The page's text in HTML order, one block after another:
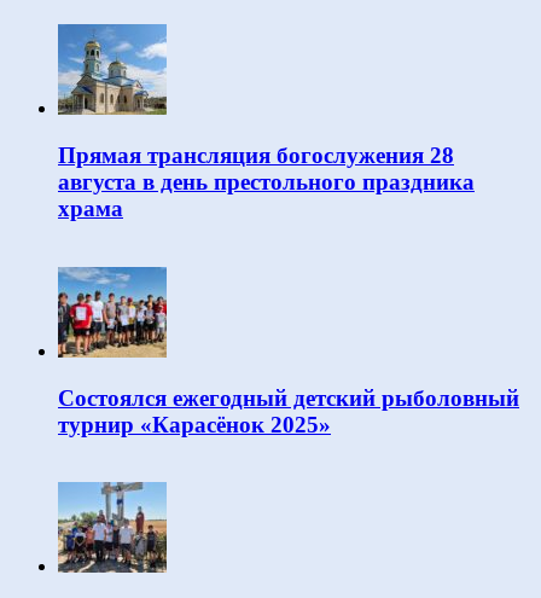
Прямая трансляция богослужения 28
августа в день престольного праздника
храма
Состоялся ежегодный детский рыболовный
турнир «Карасёнок 2025»